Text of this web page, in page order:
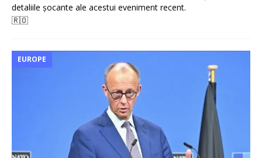
detaliile șocante ale acestui eveniment recent.
🇷🇴
EUROPE